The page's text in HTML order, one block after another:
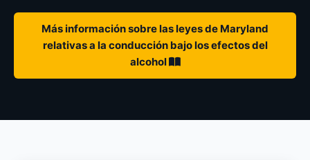
Más información sobre las leyes de Maryland
relativas a la conducción bajo los efectos del
alcohol